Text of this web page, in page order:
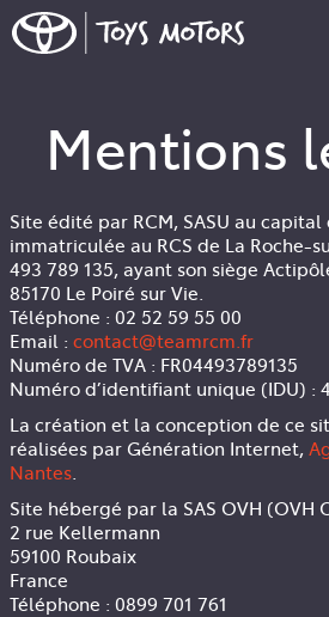
Mentions
Site édité par RCM, SASU au
immatriculée au RCS de La Roche-
493 789 135, ayant son siège
85170 Le Poiré sur Vie.
Téléphone : 02 52 59 55 00
Email : contact@teamrcm.fr
Numéro de TVA : FR04493789135
Numéro d’identifiant unique (IDU) :
La création et la conception de ce
réalisées par Génération Internet,
Nantes.
Site hébergé par la SAS OVH (OVH
2 rue Kellermann
59100 Roubaix
France
Téléphone : 0899 701 761